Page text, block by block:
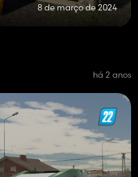
8 de março de 2024
há 2 anos